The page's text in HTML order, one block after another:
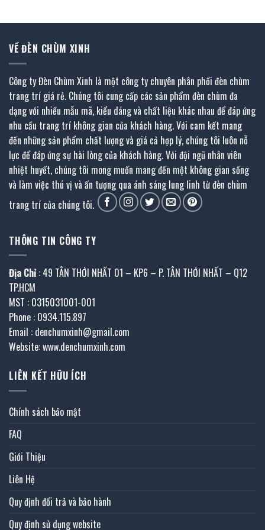
VỀ ĐÈN CHÙM XINH
Công ty Đèn Chùm Xinh là một công ty chuyên phân phối đèn chùm
trang trí giá rẻ. Chúng tôi cung cấp các sản phẩm đèn chùm đa
dạng với nhiều mẫu mã, kiểu dáng và chất liệu khác nhau để đáp ứng
nhu cầu trang trí không gian của khách hàng. Với cam kết mang
đến những sản phẩm chất lượng và giá cả hợp lý, chúng tôi luôn nỗ
lực để đáp ứng sự hài lòng của khách hàng. Với đội ngũ nhân viên
nhiệt huyết, chúng tôi mong muốn mang đến một không gian sống
và làm việc thú vị và ấn tượng qua ánh sáng lung linh từ đèn chùm
trang trí của chúng tôi.
THÔNG TIN CÔNG TY
Địa Chỉ : 49 TÂN THỚI NHẤT 01 – KP6 – P. TÂN THỚI NHẤT – Q12
TP.HCM
MST : 0315031001-001
Phone : 0934.115.897
Email : denchumxinh@gmail.com
Website: www.denchumxinh.com
LIÊN KẾT HỮU ÍCH
Chính sách bảo mật
FAQ
Giới Thiệu
Liên Hệ
Quy định đổi trả và bảo hành
Quy định sử dụng website